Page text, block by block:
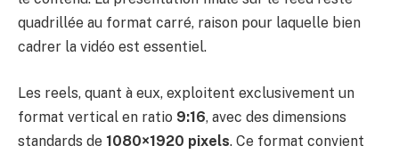
quadrillée au format carré, raison pour laquelle bien
cadrer la vidéo est essentiel.
Les reels, quant à eux, exploitent exclusivement un
format vertical en ratio 9:16, avec des dimensions
standards de 1080×1920 pixels. Ce format convient